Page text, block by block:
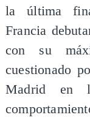
la última
Francia
con su
cuestionado
Madrid en